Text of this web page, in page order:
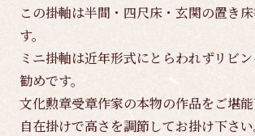
この掛軸は半間・四尺床・玄関の置き
す。
ミニ掛軸は近年形式にとらわれずリビ
勧めです。
文化勲章受章作家の本物の作品をご堪能
自在掛けで高さを調節してお掛け下さい